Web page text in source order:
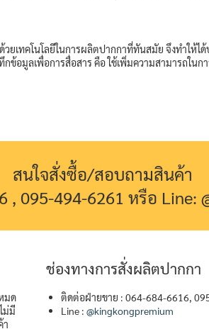
วยเทคโนโลยีในการผลิตปากกาที่ทันสมัย จึงทำให้
ข้อมูลเพื่อการสื่อสาร คือ ใช้เพิ่มความสามารถใน
สนใจสั่งซื้อ/สอบถามสินค้า
, 095-494-6261 หรือ Line:
มด
ม่มี
า
ช่องทางการสั่งผลิตปากกา
ติดต่อฝ่ายขาย : 064-684-6616,
Line : @kingkongpremium